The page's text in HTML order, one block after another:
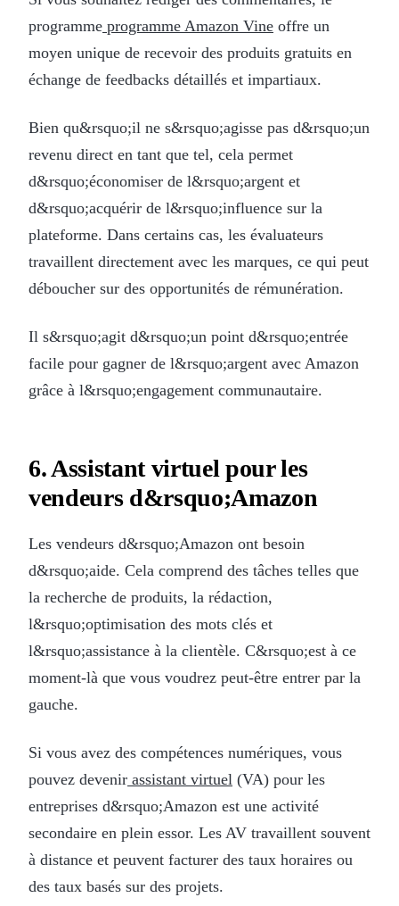
programme programme Amazon Vine offre un
moyen unique de recevoir des produits gratuits en
échange de feedbacks détaillés et impartiaux.
Bien qu&rsquo;il ne s&rsquo;agisse pas d&rsquo;un
revenu direct en tant que tel, cela permet
d&rsquo;économiser de l&rsquo;argent et
d&rsquo;acquérir de l&rsquo;influence sur la
plateforme. Dans certains cas, les évaluateurs
travaillent directement avec les marques, ce qui peut
déboucher sur des opportunités de rémunération.
Il s&rsquo;agit d&rsquo;un point d&rsquo;entrée
facile pour gagner de l&rsquo;argent avec Amazon
grâce à l&rsquo;engagement communautaire.
6. Assistant virtuel pour les
vendeurs d&rsquo;Amazon
Les vendeurs d&rsquo;Amazon ont besoin
d&rsquo;aide. Cela comprend des tâches telles que
la recherche de produits, la rédaction,
l&rsquo;optimisation des mots clés et
l&rsquo;assistance à la clientèle. C&rsquo;est à ce
moment-là que vous voudrez peut-être entrer par la
gauche.
Si vous avez des compétences numériques, vous
pouvez devenir assistant virtuel (VA) pour les
entreprises d&rsquo;Amazon est une activité
secondaire en plein essor. Les AV travaillent souvent
à distance et peuvent facturer des taux horaires ou
des taux basés sur des projets.